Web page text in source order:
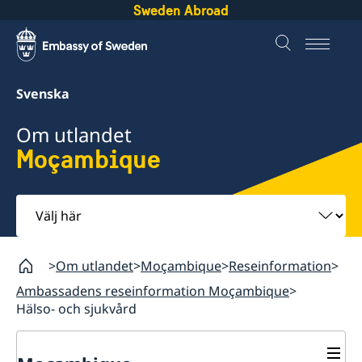
Sweden Abroad
Svenska
Om utlandet
Moçambique
Välj
här
Om utlandet Moçambique Reseinformation
Ambassadens reseinformation Moçambique
Hälso- och sjukvård